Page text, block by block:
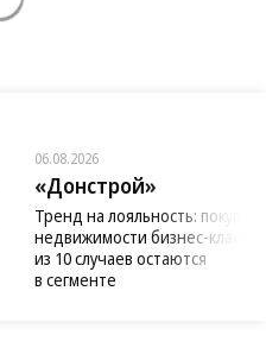
06.08.2026
«Донстрой»
Тренд на лояльность:
недвижимости бизнес-класса
из 10 случаев остаются
в сегменте